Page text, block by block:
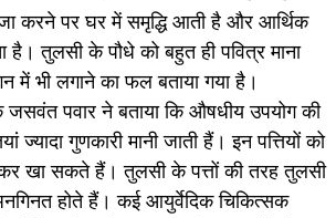
करने पर घर में समृद्धि आती है और आर्थिक
है। तुलसी के पौधे को बहुत ही पवित्र माना
भी लगाने का फल बताया गया है।
पवार ने बताया कि औषधीय उपयोग की
ज्यादा गुणकारी मानी जाती हैं। इन पत्तियों को
खा सकते हैं। तुलसी के पत्तों की तरह तुलसी
होते हैं। कई आयुर्वेदिक चिकित्सक